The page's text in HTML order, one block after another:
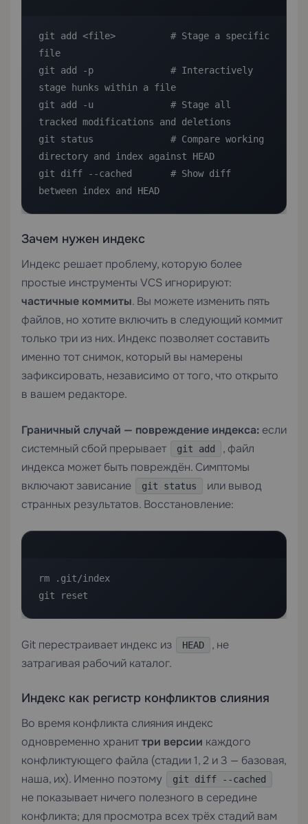
git add <file>          # Stage a specific
file
git add -p              # Interactively
stage hunks within a file
git add -u              # Stage all
tracked modifications and deletions
git status              # Compare working
directory and index against HEAD
git diff --cached       # Show diff
between index and HEAD
Зачем нужен индекс
Индекс решает проблему, которую более
простые инструменты VCS игнорируют:
частичные коммиты. Вы можете изменить пять
файлов, но хотите включить в следующий коммит
только три из них. Индекс позволяет составить
именно тот снимок, который вы намерены
зафиксировать, независимо от того, что открыто
в вашем редакторе.
Граничный случай — повреждение индекса: если
системный сбой прерывает
git add
, файл
индекса может быть повреждён. Симптомы
включают зависание
git status
или вывод
странных результатов. Восстановление:
rm .git/index
git reset
Git перестраивает индекс из HEAD
, не
затрагивая рабочий каталог.
Индекс как регистр конфликтов слияния
Во время конфликта слияния индекс
одновременно храниттри версии каждого
конфликтующего файла (стадии 1, 2 и 3 — базовая,
наша, их). Именно поэтому
git diff --cached
не показывает ничего полезного в середине
конфликта; для просмотра всех трёх стадий вам